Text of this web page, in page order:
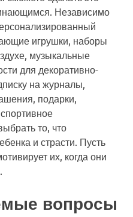
Независимо
игрушки, наборы
музыкальные
для декоративно-
на журналы,
подарки,
то, что
и страсти. Пусть
их, когда они
вопросы